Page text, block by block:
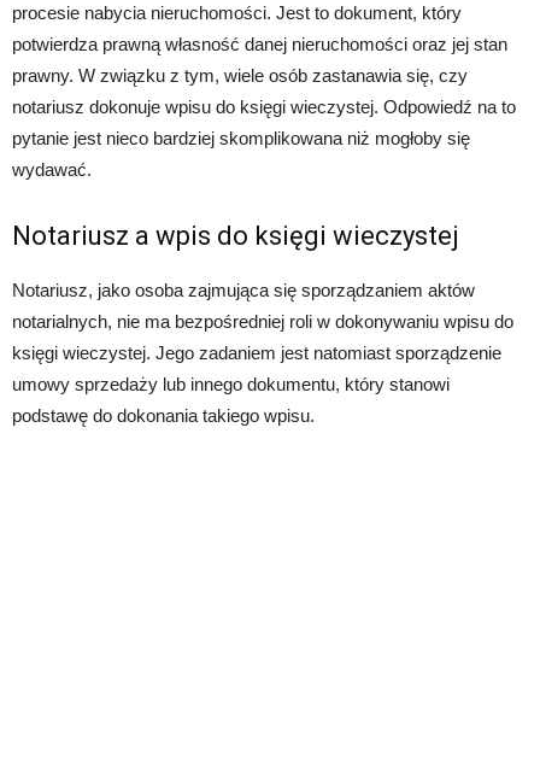
procesie nabycia nieruchomości. Jest to dokument, który
potwierdza prawną własność danej nieruchomości oraz jej stan
prawny. W związku z tym, wiele osób zastanawia się, czy
notariusz dokonuje wpisu do księgi wieczystej. Odpowiedź na to
pytanie jest nieco bardziej skomplikowana niż mogłoby się
wydawać.
Notariusz a wpis do księgi wieczystej
Notariusz, jako osoba zajmująca się sporządzaniem aktów
notarialnych, nie ma bezpośredniej roli w dokonywaniu wpisu do
księgi wieczystej. Jego zadaniem jest natomiast sporządzenie
umowy sprzedaży lub innego dokumentu, który stanowi
podstawę do dokonania takiego wpisu.